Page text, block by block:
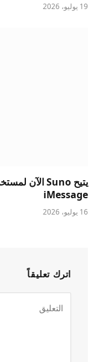
19 يوليو، 2026
iMessage
16 يوليو، 2026
اترك تعليقاً